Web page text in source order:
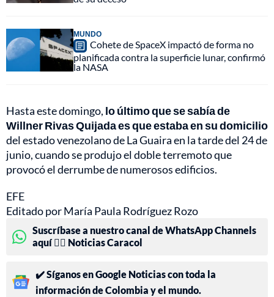
MUNDO
Cohete de SpaceX impactó de forma no
planificada contra la superficie lunar, confirmó
la NASA
Hasta este domingo, lo último que se sabía de
Willner Rivas Quijada es que estaba en su domicilio
del estado venezolano de La Guaira en la tarde del 24 de
junio, cuando se produjo el doble terremoto que
provocó el derrumbe de numerosos edificios.
EFE
Editado por María Paula Rodríguez Rozo
Suscríbase a nuestro canal de WhatsApp Channels
aquí 👉🏻 Noticias Caracol
✔️ Síganos en Google Noticias con toda la
información de Colombia y el mundo.